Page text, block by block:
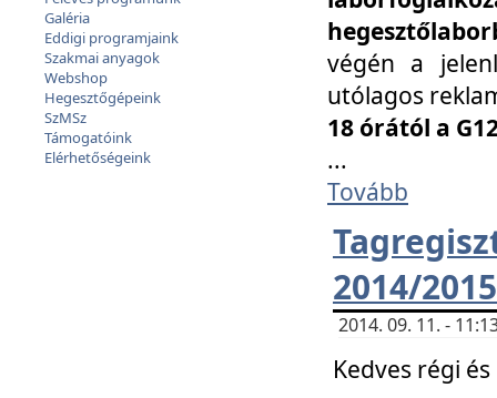
Galéria
Eddigi programjaink
Szakmai anyagok
Webshop
Hegesztőgépeink
SzMSz
Támogatóink
Elérhetőségeink
végén a
utólagos
18 órától a
...
Tovább
2014/
2014. 09. 11. -
Kedves régi